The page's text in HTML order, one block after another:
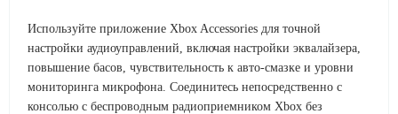
Используйте приложение Xbox Accessories для точной
настройки аудиоуправлений, включая настройки эквалайзера,
повышение басов, чувствительность к авто-смазке и уровни
мониторинга микрофона. Соединитесь непосредственно с
консолью с беспроводным радиоприемником Xbox без